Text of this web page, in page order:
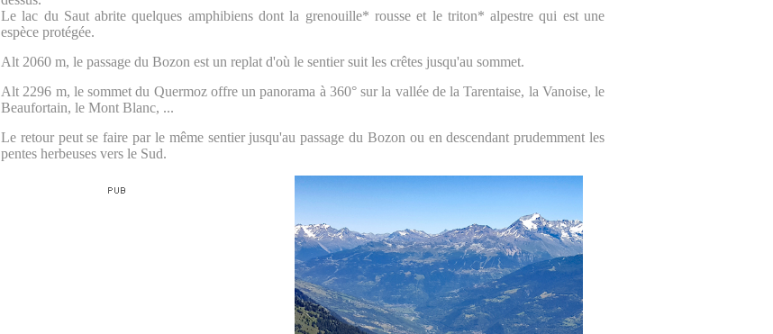
Le lac du Saut abrite quelques amphibiens dont la grenouille* rousse et le triton* alpestre qui est une
espèce protégée.
Alt 2060 m, le passage du Bozon est un replat d'où le sentier suit les crêtes jusqu'au sommet.
Alt 2296 m, le sommet du Quermoz offre un panorama à 360° sur la vallée de la Tarentaise, la Vanoise, le
Beaufortain, le Mont Blanc, ...
Le retour peut se faire par le même sentier jusqu'au passage du Bozon ou en descendant prudemment les
pentes herbeuses vers le Sud.